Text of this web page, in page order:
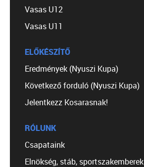
Vasas U12
Vasas U11
ELŐKÉSZÍTŐ
Eredmények (Nyuszi Kupa)
Következő forduló (Nyuszi Kupa)
Jelentkezz Kosarasnak!
RÓLUNK
Csapataink
Elnökség, stáb, sportszakemberek